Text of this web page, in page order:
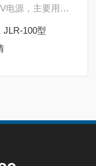
电源，主要用于
量生产试制。
JLR-100型